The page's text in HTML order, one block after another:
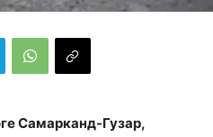
Самарканд-Гузар,